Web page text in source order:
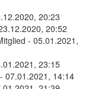
20:23
20:52
- 05.01.2021,
23:15
- 07.01.2021, 14:14